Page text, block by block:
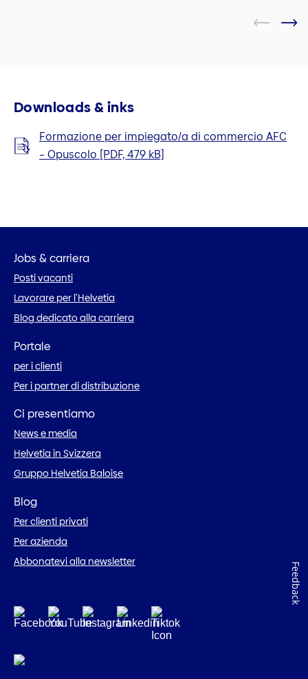
Downloads & inks
Formazione per impiegato/a di commercio AFC
– Opuscolo [PDF, 479 kB]
Jobs & carriera
Posti vacanti
Lavorare per l’Helvetia
Blog dedicato alla carriera
Portale
per i clienti
Per i partner di distribuzione
Ci presentiamo
News e media
Helvetia in Svizzera
Gruppo Helvetia Baloise
Blog
Per clienti privati
Per azienda
Abbonatevi alla newsletter
Feedback